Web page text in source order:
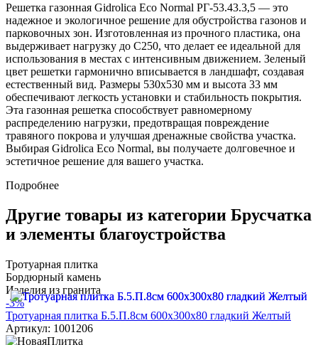
Решетка газонная Gidrolica Eco Normal РГ-53.43.3,5 — это
надежное и экологичное решение для обустройства газонов и
парковочных зон. Изготовленная из прочного пластика, она
выдерживает нагрузку до C250, что делает ее идеальной для
использования в местах с интенсивным движением. Зеленый
цвет решетки гармонично вписывается в ландшафт, создавая
естественный вид. Размеры 530x530 мм и высота 33 мм
обеспечивают легкость установки и стабильность покрытия.
Эта газонная решетка способствует равномерному
распределению нагрузки, предотвращая повреждение
травяного покрова и улучшая дренажные свойства участка.
Выбирая Gidrolica Eco Normal, вы получаете долговечное и
эстетичное решение для вашего участка.
Подробнее
Другие товары из категории Брусчатка
и элементы благоустройства
Тротуарная плитка
Бордюрный камень
Изделия из гранита
-3%
Тротуарная плитка Б.5.П.8см 600х300х80 гладкий Желтый
Артикул: 1001206